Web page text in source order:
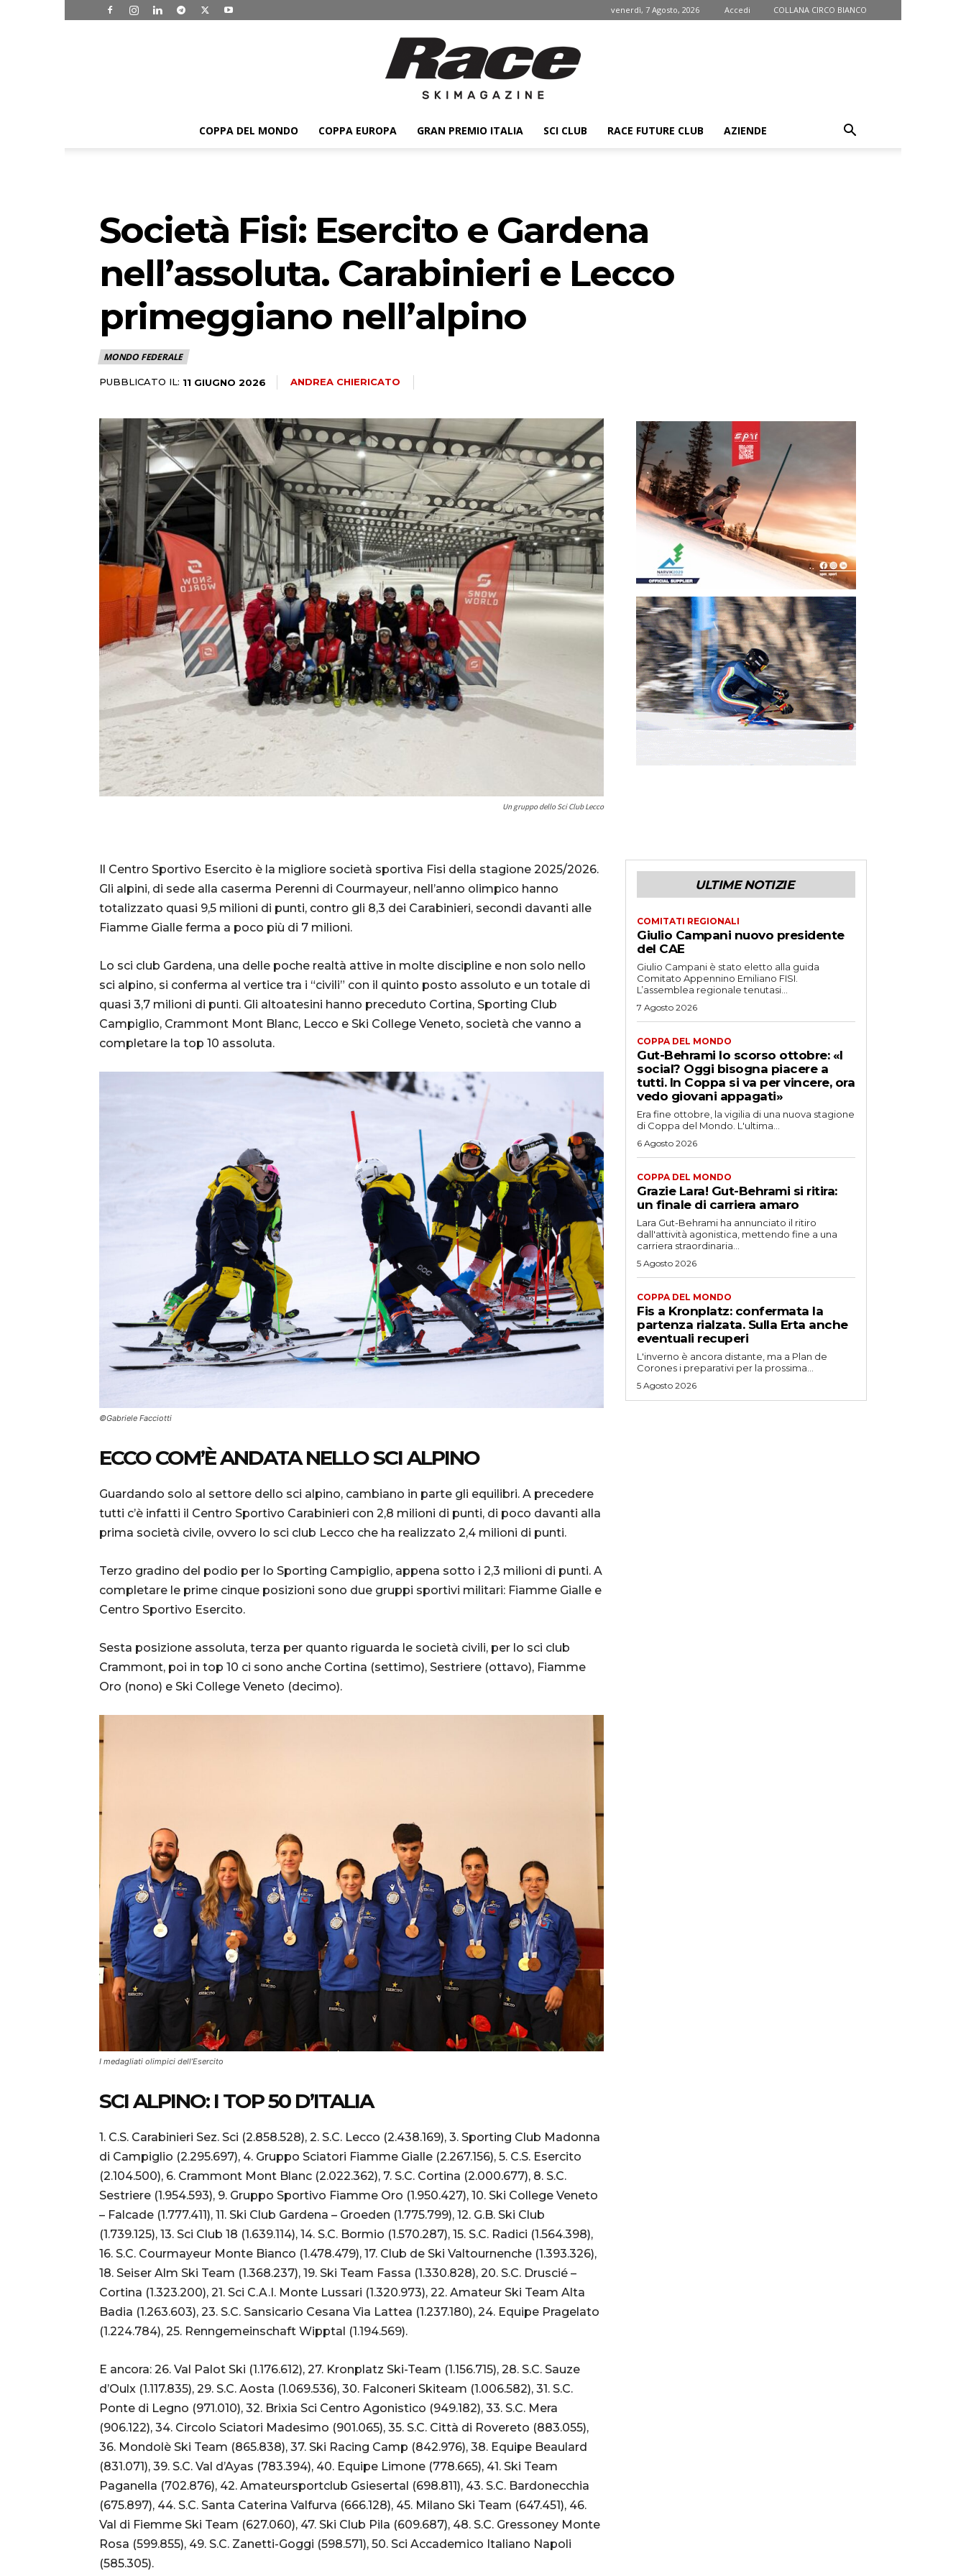
venerdì, 7 Agosto, 2026 Accedi COLLANA CIRCO BIANCO
ski
magazine
COPPA DEL MONDO COPPA EUROPA GRAN PREMIO ITALIA SCI CLUB RACE FUTURE CLUB AZIENDE
Società Fisi: Esercito e Gardena
nell’assoluta. Carabinieri e Lecco
primeggiano nell’alpino
MONDO FEDERALE
PUBBLICATO IL: 11 GIUGNO 2026 ANDREA CHIERICATO
Un gruppo dello Sci Club Lecco
Il Centro Sportivo Esercito è la migliore società sportiva Fisi della stagione 2025/2026.
Gli alpini, di sede alla caserma Perenni di Courmayeur, nell’anno olimpico hanno
totalizzato quasi 9,5 milioni di punti, contro gli 8,3 dei Carabinieri, secondi davanti alle
Fiamme Gialle ferma a poco più di 7 milioni.
Lo sci club Gardena, una delle poche realtà attive in molte discipline e non solo nello
sci alpino, si conferma al vertice tra i “civili” con il quinto posto assoluto e un totale di
quasi 3,7 milioni di punti. Gli altoatesini hanno preceduto Cortina, Sporting Club
Campiglio, Crammont Mont Blanc, Lecco e Ski College Veneto, società che vanno a
completare la top 10 assoluta.
©Gabriele Facciotti
ECCO COM’È ANDATA NELLO SCI ALPINO
Guardando solo al settore dello sci alpino, cambiano in parte gli equilibri. A precedere
tutti c’è infatti il Centro Sportivo Carabinieri con 2,8 milioni di punti, di poco davanti alla
prima società civile, ovvero lo sci club Lecco che ha realizzato 2,4 milioni di punti.
Terzo gradino del podio per lo Sporting Campiglio, appena sotto i 2,3 milioni di punti. A
completare le prime cinque posizioni sono due gruppi sportivi militari: Fiamme Gialle e
Centro Sportivo Esercito.
Sesta posizione assoluta, terza per quanto riguarda le società civili, per lo sci club
Crammont, poi in top 10 ci sono anche Cortina (settimo), Sestriere (ottavo), Fiamme
Oro (nono) e Ski College Veneto (decimo).
I medagliati olimpici dell’Esercito
SCI ALPINO: I TOP 50 D’ITALIA
1. C.S. Carabinieri Sez. Sci (2.858.528), 2. S.C. Lecco (2.438.169), 3. Sporting Club Madonna
di Campiglio (2.295.697), 4. Gruppo Sciatori Fiamme Gialle (2.267.156), 5. C.S. Esercito
(2.104.500), 6. Crammont Mont Blanc (2.022.362), 7. S.C. Cortina (2.000.677), 8. S.C.
Sestriere (1.954.593), 9. Gruppo Sportivo Fiamme Oro (1.950.427), 10. Ski College Veneto
– Falcade (1.777.411), 11. Ski Club Gardena – Groeden (1.775.799), 12. G.B. Ski Club
(1.739.125), 13. Sci Club 18 (1.639.114), 14. S.C. Bormio (1.570.287), 15. S.C. Radici (1.564.398),
16. S.C. Courmayeur Monte Bianco (1.478.479), 17. Club de Ski Valtournenche (1.393.326),
18. Seiser Alm Ski Team (1.368.237), 19. Ski Team Fassa (1.330.828), 20. S.C. Druscié –
Cortina (1.323.200), 21. Sci C.A.I. Monte Lussari (1.320.973), 22. Amateur Ski Team Alta
Badia (1.263.603), 23. S.C. Sansicario Cesana Via Lattea (1.237.180), 24. Equipe Pragelato
(1.224.784), 25. Renngemeinschaft Wipptal (1.194.569).
E ancora: 26. Val Palot Ski (1.176.612), 27. Kronplatz Ski-Team (1.156.715), 28. S.C. Sauze
d’Oulx (1.117.835), 29. S.C. Aosta (1.069.536), 30. Falconeri Skiteam (1.006.582), 31. S.C.
Ponte di Legno (971.010), 32. Brixia Sci Centro Agonistico (949.182), 33. S.C. Mera
(906.122), 34. Circolo Sciatori Madesimo (901.065), 35. S.C. Città di Rovereto (883.055),
36. Mondolè Ski Team (865.838), 37. Ski Racing Camp (842.976), 38. Equipe Beaulard
(831.071), 39. S.C. Val d’Ayas (783.394), 40. Equipe Limone (778.665), 41. Ski Team
Paganella (702.876), 42. Amateursportclub Gsiesertal (698.811), 43. S.C. Bardonecchia
(675.897), 44. S.C. Santa Caterina Valfurva (666.128), 45. Milano Ski Team (647.451), 46.
Val di Fiemme Ski Team (627.060), 47. Ski Club Pila (609.687), 48. S.C. Gressoney Monte
Rosa (599.855), 49. S.C. Zanetti-Goggi (598.571), 50. Sci Accademico Italiano Napoli
(585.305).
ULTIME NOTIZIE
COMITATI REGIONALI
Giulio Campani nuovo presidente
del CAE
Giulio Campani è stato eletto alla guida
Comitato Appennino Emiliano FISI.
L’assemblea regionale tenutasi...
7 Agosto 2026
COPPA DEL MONDO
Gut-Behrami lo scorso ottobre: «I
social? Oggi bisogna piacere a
tutti. In Coppa si va per vincere, ora
vedo giovani appagati»
Era fine ottobre, la vigilia di una nuova stagione
di Coppa del Mondo. L'ultima...
6 Agosto 2026
COPPA DEL MONDO
Grazie Lara! Gut-Behrami si ritira:
un finale di carriera amaro
Lara Gut-Behrami ha annunciato il ritiro
dall'attività agonistica, mettendo fine a una
carriera straordinaria...
5 Agosto 2026
COPPA DEL MONDO
Fis a Kronplatz: confermata la
partenza rialzata. Sulla Erta anche
eventuali recuperi
L'inverno è ancora distante, ma a Plan de
Corones i preparativi per la prossima...
5 Agosto 2026